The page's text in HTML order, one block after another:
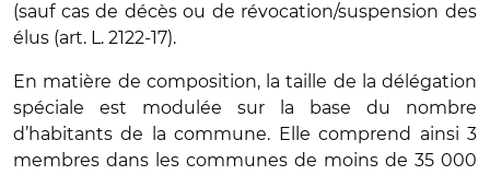
(sauf cas de décès ou de révocation/suspension des
élus (art. L. 2122-17).
En matière de composition, la taille de la délégation
spéciale est modulée sur la base du nombre
d’habitants de la commune. Elle comprend ainsi 3
membres dans les communes de moins de 35 000